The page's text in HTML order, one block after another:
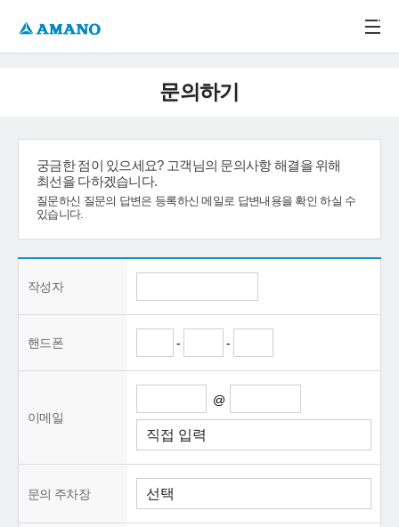
문의하기
궁금한 점이 있으세요? 고객님의 문의사항 해결을 위해
최선을 다하겠습니다.
질문하신 질문의 답변은 등록하신 메일로 답변내용을 확인 하실 수
있습니다.
작성자
핸드폰 - -
이메일
@
문의 주차장